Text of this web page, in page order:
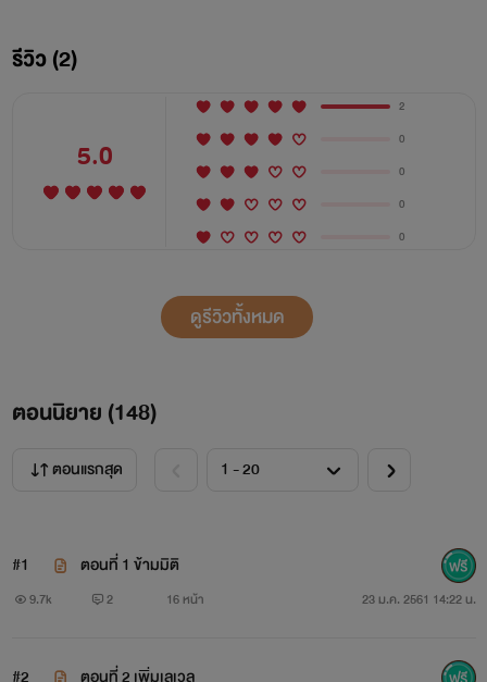
ระดับพลังวิญญาณก่อกำเนิด
ระดับผู้ชำนาญพลังวิญญาณ
ระดับราชาวิญญาณ
ระดับจักรพรรดิ์วิญญาณ
ระดับวิญญาณเขตแดนมนุษย์
ระดับวิญญาณเขตแดนสวรรค์
ระดับวิญญาณเขตแดนเซียน
ทุกระดับมี 10 ขั้น
รีวิว (2)
5.0
2
0
0
0
0
ดูรีวิวทั้งหมด
ตอนนิยาย (148)
ตอนแรกสุด
#1 ตอนที่ 1 ข้ามมิติ
9.7k 2 16 หน้า 23 ม.ค. 2561 14:22 น.
#2 ตอนที่ 2 เพิ่มเลเวล